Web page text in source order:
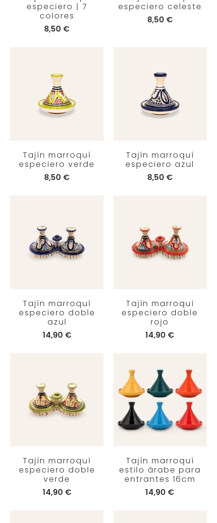
especiero | 7
colores
8,50 €
especiero celeste
8,50 €
Tajín marroquí
especiero verde
8,50 €
Tajín marroquí
especiero azul
8,50 €
Tajín marroquí
especiero doble
azul
14,90 €
Tajín marroquí
especiero doble
rojo
14,90 €
Tajín marroquí
especiero doble
verde
14,90 €
Tajín marroquí
estilo árabe para
entrantes 16cm
14,90 €